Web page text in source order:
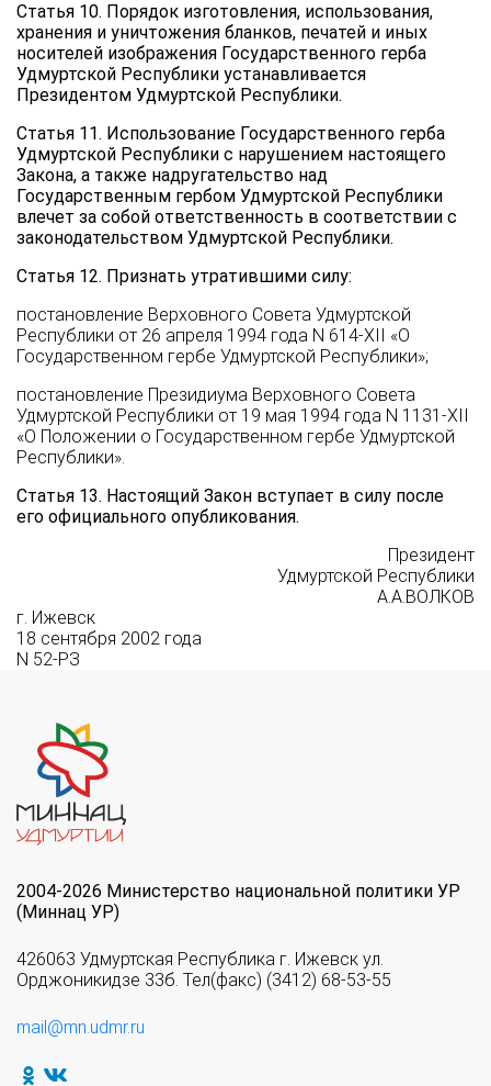
Статья 10. Порядок изготовления, использования,
хранения и уничтожения бланков, печатей и иных
носителей изображения Государственного герба
Удмуртской Республики устанавливается
Президентом Удмуртской Республики.
Статья 11. Использование Государственного герба
Удмуртской Республики с нарушением настоящего
Закона, а также надругательство над
Государственным гербом Удмуртской Республики
влечет за собой ответственность в соответствии с
законодательством Удмуртской Республики.
Статья 12. Признать утратившими силу:
постановление Верховного Совета Удмуртской
Республики от 26 апреля 1994 года N 614-XII «О
Государственном гербе Удмуртской Республики»;
постановление Президиума Верховного Совета
Удмуртской Республики от 19 мая 1994 года N 1131-XII
«О Положении о Государственном гербе Удмуртской
Республики».
Статья 13. Настоящий Закон вступает в силу после
его официального опубликования.
Президент
Удмуртской Республики
А.А.ВОЛКОВ
г. Ижевск
18 сентября 2002 года
N 52-РЗ
2004-2026 Министерство национальной политики УР
(Миннац УР)
426063 Удмуртская Республика г. Ижевск ул.
Орджоникидзе 33б. Тел(факс) (3412) 68-53-55
mail@mn.udmr.ru